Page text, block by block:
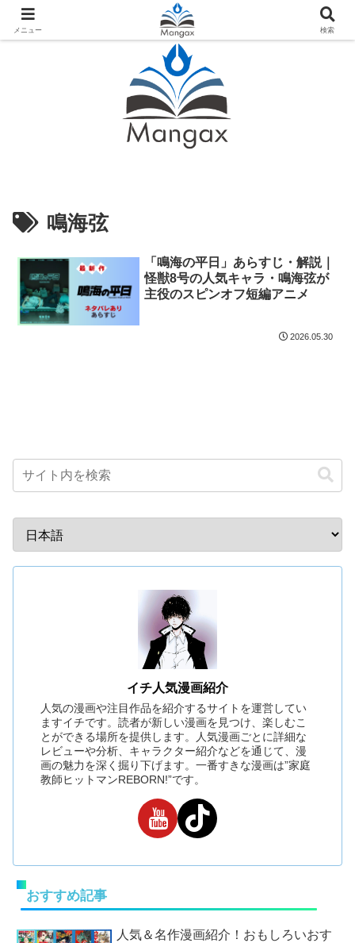
人気おすすめ漫画紹介ならMangax（マンガックス）
鳴海弦
「鳴海の平日」あらすじ・解説｜
怪獣8号の人気キャラ・鳴海弦が
主役のスピンオフ短編アニメ
2026.05.30
イチ人気漫画紹介
人気の漫画や注目作品を紹介するサイトを運営してい
ますイチです。読者が新しい漫画を見つけ、楽しむこ
とができる場所を提供します。人気漫画ごとに詳細な
レビューや分析、キャラクター紹介などを通じて、漫
画の魅力を深く掘り下げます。一番すきな漫画は”家庭
教師ヒットマンREBORN!”です。
おすすめ記事
人気＆名作漫画紹介！おもしろいおす
メニュー 検索